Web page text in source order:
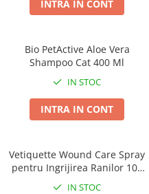
Igiena Orala si Dentara
Igiena Oculara
Igiena Casei
Igiena Auriculara
Articole Periaj si Descalcit
Forfecute si Clesti
Cosuri, Culcusuri si Perne
Covorase Absorbante
Articole Periaj
Lapte pentru Pisici
Suplimente Nutritive Pisici
Recompense si Delicii pentru
Sisaluri si Ansambluri de Joaca
Cosuri, Culcusuri si Perne
INTRA IN CONT
Bio PetActive Aloe Vera
Shampoo Cat 400 Ml
IN STOC
INTRA IN CONT
Vetiquette Wound Care Spray
pentru Ingrijirea Ranilor 100
IN STOC